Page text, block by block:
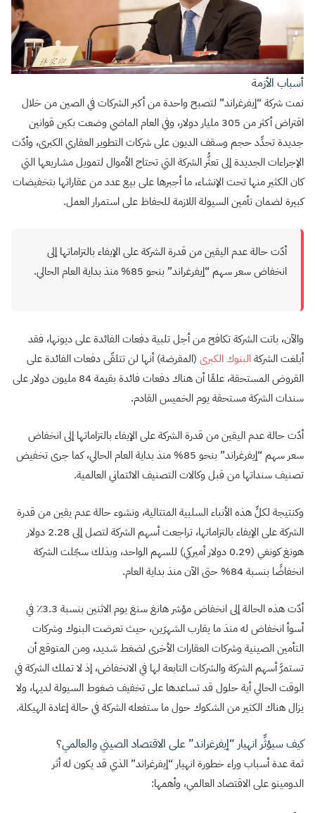
أسباب الأزمة
نمت شركة “إيفرغراند” لتصبح واحدة من أكبر الشركات في الصين من خلال
اقتراض أكثر من 305 مليار دولار، وفي العام الماضي وضعت بكين قوانين
جديدة تحدِّد حجم وسقف الديون على شركات التطوير العقاري الكبرى، وأدّت
الإجراءات الجديدة إلى تعثُّر الشركة التي تحتاج الأموال لتمويل مشاريعها التي
كان الكثير منها تحت الإنشاء، ما أجبرها على بيع عدد من عقاراتها بتخفيضات
كبيرة لضمان تأمين السيولة اللازمة للحفاظ على استمرار العمل.
أدّت حالة عدم اليقين من قدرة الشركة على الإيفاء بالتزاماتها إلى
انخفاض سعر سهم “إيفرغراند” بنحو 85% منذ بداية العام الحالي.
والآن، باتت الشركة تكافح من أجل تلبية دفعات الفائدة على ديونها، فقد
أبلغت الشركةالبنوك الكبرى (المقرضة) أنها لن تتلقّى دفعات الفائدة على
القروض المستحقة، علمًا أن هناك دفعات فائدة بقيمة 84 مليون دولار على
سندات الشركة مستحقة يوم الخميس القادم.
أدّت حالة عدم اليقين من قدرة الشركة على الإيفاء بالتزاماتها إلى انخفاض
سعر سهم “إيفرغراند” بنحو 85% منذ بداية العام الحالي، كما جرى تخفيض
تصنيف سنداتها من قبل وكالات التصنيف الائتماني العالمية.
وكنتيجة لكلِّ هذه الأنباء السلبية المتتالية، ونشوء حالة عدم يقين من قدرة
الشركة على الإيفاء بالتزاماتها، تراجعت أسهم الشركة لتصل إلى 2.28 دولار
هونغ كونغي (0.29 دولار أميركي) للسهم الواحد، وبذلك سجّلت الشركة
انخفاضًا بنسبة 84% حتى الآن منذ بداية العام.
أدّت هذه الحالة إلى انخفاض مؤشر هانغ سنغ يوم الاثنين بنسبة 3.3٪ في
أسوأ انخفاض له منذ ما يقارب الشهرَين، حيث تعرضت البنوك وشركات
التأمين الصينية وشركات العقارات الأخرى لضغط شديد، ومن المتوقع أن
تستمرَّ أسهم الشركة والشركات التابعة لها في الانخفاض، إذ لا تملك الشركة في
الوقت الحالي أية حلول قد تساعدها على تخفيف ضغوط السيولة لديها، ولا
يزال هناك الكثير من الشكوك حول ما ستفعله الشركة في حالة إعادة الهيكلة.
كيف سيؤثِّر انهيار “إيفرغراند” على الاقتصاد الصيني والعالمي؟
ثمة عدة أسباب وراء خطورة انهيار “إيفرغراند” الذي قد يكون له أثر
الدومينو على الاقتصاد العالمي، وأهمها: